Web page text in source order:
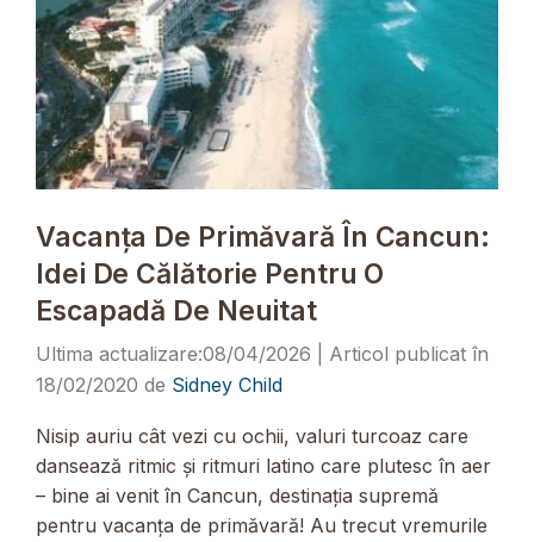
Vacanța De Primăvară În Cancun:
Idei De Călătorie Pentru O
Escapadă De Neuitat
08/04/2026
18/02/2020 de Sidney Child
Nisip auriu cât vezi cu ochii, valuri turcoaz care
dansează ritmic și ritmuri latino care plutesc în aer
– bine ai venit în Cancun, destinația supremă
pentru vacanța de primăvară! Au trecut vremurile